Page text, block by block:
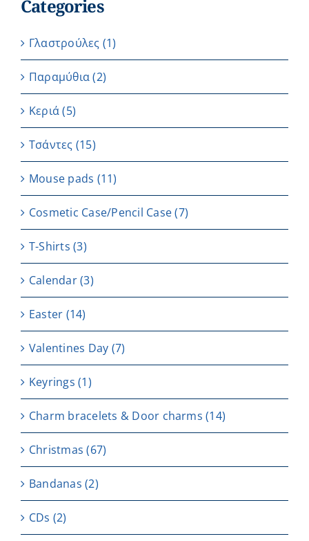
Categories
Γλαστρούλες (1)
Παραμύθια (2)
Κεριά (5)
Τσάντες (15)
Μouse pads (11)
Cosmetic Case/Pencil Case(7)
T-Shirts (3)
Calendar(3)
Easter (14)
Valentines Day (7)
Keyrings (1)
Charm bracelets & Door charms (14)
Christmas (67)
Bandanas (2)
CDs (2)